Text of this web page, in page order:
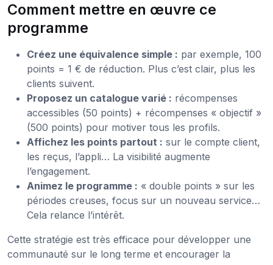
Comment mettre en œuvre ce
programme
Créez une équivalence simple : par exemple, 100
points = 1 € de réduction. Plus c’est clair, plus les
clients suivent.
Proposez un catalogue varié : récompenses
accessibles (50 points) + récompenses « objectif »
(500 points) pour motiver tous les profils.
Affichez les points partout : sur le compte client,
les reçus, l’appli… La visibilité augmente
l’engagement.
Animez le programme : « double points » sur les
périodes creuses, focus sur un nouveau service…
Cela relance l’intérêt.
Cette stratégie est très efficace pour développer une
communauté sur le long terme et encourager la